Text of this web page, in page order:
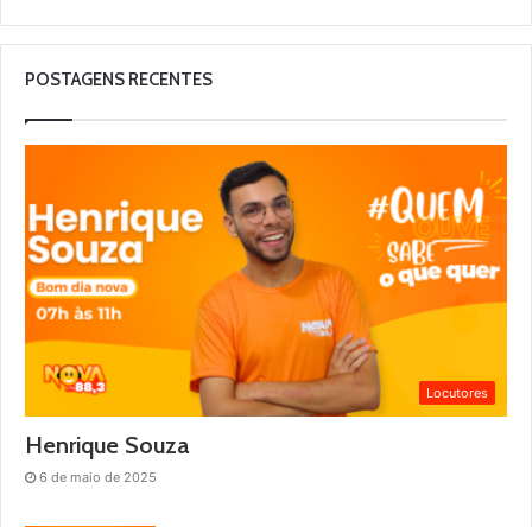
POSTAGENS RECENTES
Locutores
Henrique Souza
6 de maio de 2025